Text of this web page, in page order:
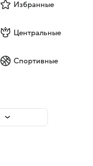
Избранные
Центральные
Спортивные